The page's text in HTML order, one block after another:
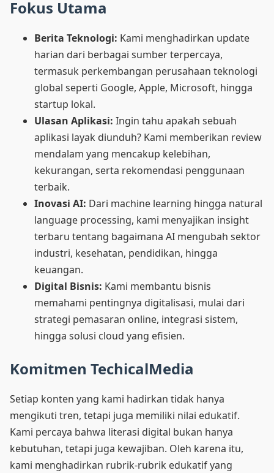
Fokus Utama
Berita Teknologi: Kami menghadirkan update
harian dari berbagai sumber terpercaya,
termasuk perkembangan perusahaan teknologi
global seperti Google, Apple, Microsoft, hingga
startup lokal.
Ulasan Aplikasi: Ingin tahu apakah sebuah
aplikasi layak diunduh? Kami memberikan review
mendalam yang mencakup kelebihan,
kekurangan, serta rekomendasi penggunaan
terbaik.
Inovasi AI: Dari machine learning hingga natural
language processing, kami menyajikan insight
terbaru tentang bagaimana AI mengubah sektor
industri, kesehatan, pendidikan, hingga
keuangan.
Digital Bisnis: Kami membantu bisnis
memahami pentingnya digitalisasi, mulai dari
strategi pemasaran online, integrasi sistem,
hingga solusi cloud yang efisien.
Komitmen TechicalMedia
Setiap konten yang kami hadirkan tidak hanya
mengikuti tren, tetapi juga memiliki nilai edukatif.
Kami percaya bahwa literasi digital bukan hanya
kebutuhan, tetapi juga kewajiban. Oleh karena itu,
kami menghadirkan rubrik-rubrik edukatif yang